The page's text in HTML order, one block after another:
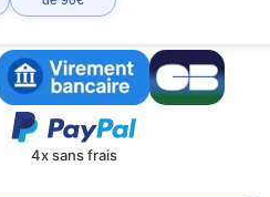
4x sans frais